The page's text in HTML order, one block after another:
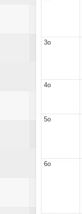
3ο
4ο
5ο
6ο